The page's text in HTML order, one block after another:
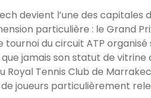
devient l’une des
particulière : le Grand
tournoi du circuit ATP
jamais son statut de vitrine
Royal Tennis Club de
joueurs particulièrement